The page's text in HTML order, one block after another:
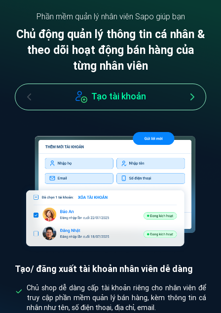
Phần mềm quản lý nhân viên Sapo giúp bạn
Chủ động quản lý thông tin cá nhân &
theo dõi hoạt động bán hàng của
từng nhân viên
Tạo tài khoản
Tạo/ đăng xuất tài khoản nhân viên dễ dàng
Chủ shop dễ dàng cấp tài khoản riêng cho nhân viên để
truy cập phần mềm quản lý bán hàng, kèm thông tin cá
nhân như tên, số điện thoại, địa chỉ, email.